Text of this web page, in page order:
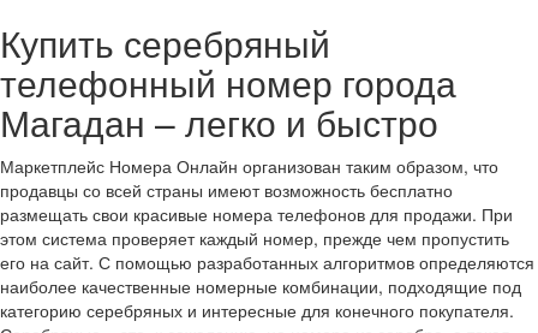
Купить серебряный
телефонный номер города
Магадан – легко и быстро
Маркетплейс Номера Онлайн организован таким образом, что
продавцы со всей страны имеют возможность бесплатно
размещать свои красивые номера телефонов для продажи. При
этом система проверяет каждый номер, прежде чем пропустить
его на сайт. С помощью разработанных алгоритмов определяются
наиболее качественные номерные комбинации, подходящие под
категорию серебряных и интересные для конечного покупателя.